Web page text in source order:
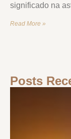
significado na
Read More »
Posts